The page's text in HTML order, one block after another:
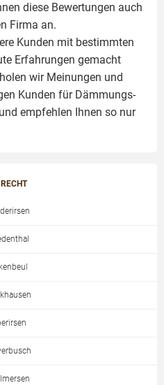
diese Bewertungen auch
Firma an.
Kunden mit bestimmten
Erfahrungen gemacht
wir Meinungen und
Kunden für Dämmungs-
empfehlen Ihnen so nur